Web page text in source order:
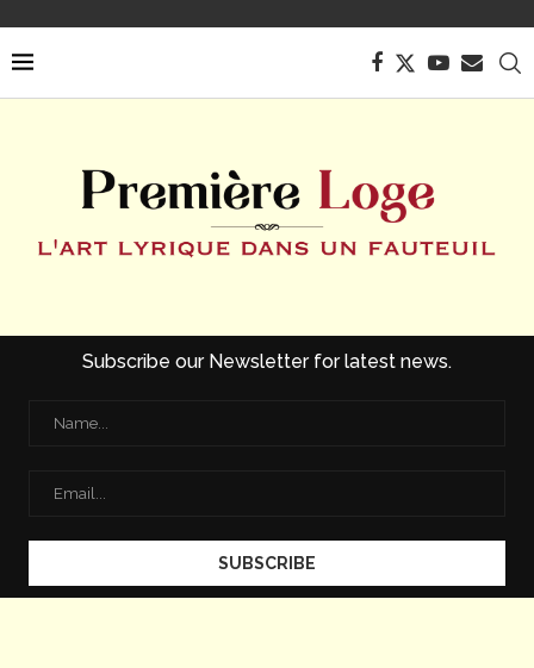
Subscribe our Newsletter for latest news.